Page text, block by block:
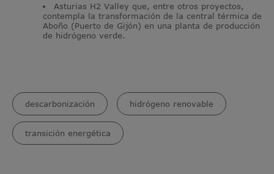
Asturias H2 Valley que, entre otros proyectos,
contempla la transformación de la central térmica de
Aboño (Puerto de Gijón) en una planta de producción
de hidrógeno verde.
descarbonización hidrógeno renovable
transición energética